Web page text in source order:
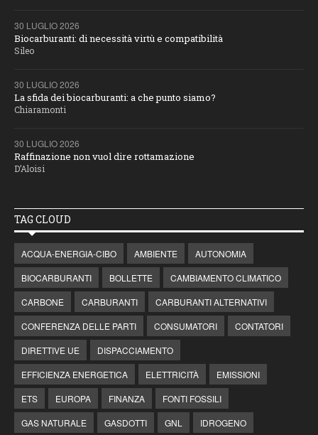
30 LUGLIO 2026
Biocarburanti: di necessità virtù e compatibilità
Sileo
30 LUGLIO 2026
La sfida dei biocarburanti: a che punto siamo?
Chiaramonti
30 LUGLIO 2026
Raffinazione non vuol dire rottamazione
D’Aloisi
TAG CLOUD
ACQUA-ENERGIA-CIBO AMBIENTE
AUTONOMIA
BIOCARBURANTI
BOLLETTE
CAMBIAMENTO CLIMATICO
CARBONE
CARBURANTI
CARBURANTI ALTERNATIVI
CONFERENZA DELLE PARTI
CONSUMATORI
CONTATORI
DIRETTIVE UE
DISPACCIAMENTO
EFFICIENZA ENERGETICA
ELETTRICITÀ
EMISSIONI
ETS
EUROPA FINANZA
FONTI FOSSILI
GAS NATURALE
GASDOTTI GNL IDROGENO